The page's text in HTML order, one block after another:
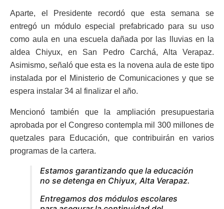
Aparte, el Presidente recordó que esta semana se
entregó un módulo especial prefabricado para su uso
como aula en una escuela dañada por las lluvias en la
aldea Chiyux, en San Pedro Carchá, Alta Verapaz.
Asimismo, señaló que esta es la novena aula de este tipo
instalada por el Ministerio de Comunicaciones y que se
espera instalar 34 al finalizar el año.
Mencionó también que la ampliación presupuestaria
aprobada por el Congreso contempla mil 300 millones de
quetzales para Educación, que contribuirán en varios
programas de la cartera.
Estamos garantizando que la educación
no se detenga en Chiyux, Alta Verapaz.
Entregamos dos módulos escolares